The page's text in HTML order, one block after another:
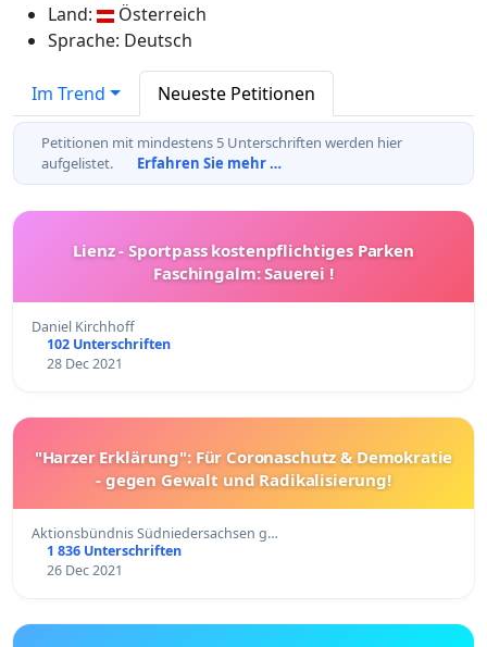
Land:
Österreich
Sprache: Deutsch
Im Trend Neueste Petitionen
Petitionen mit mindestens 5 Unterschriften werden hier
aufgelistet.
Erfahren Sie mehr …
Lienz - Sportpass kostenpflichtiges Parken
Faschingalm: Sauerei !
Daniel Kirchhoff
102 Unterschriften
28 Dec 2021
"Harzer Erklärung": Für Coronaschutz & Demokratie
- gegen Gewalt und Radikalisierung!
Aktionsbündnis Südniedersachsen g…
1 836 Unterschriften
26 Dec 2021